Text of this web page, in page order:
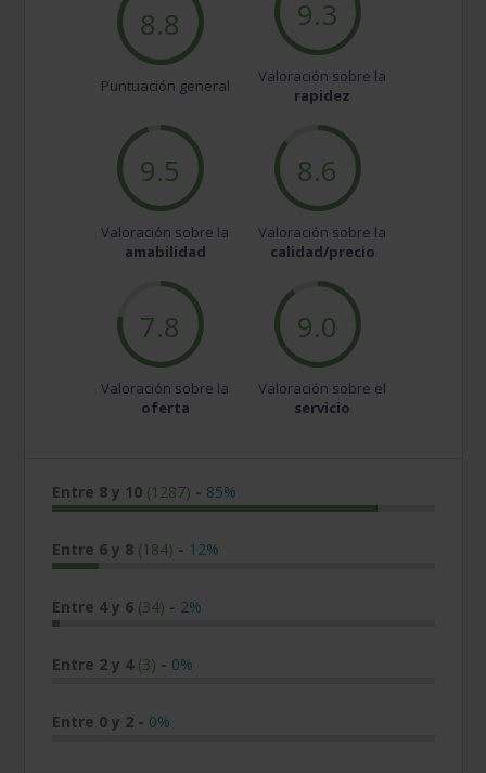
8.8
Puntuación general
9.3
Valoración sobre la
rapidez
9.5
Valoración sobre la
amabilidad
8.6
Valoración sobre la
calidad/precio
7.8
Valoración sobre la
oferta
9.0
Valoración sobre el
servicio
Entre 8 y 10 (1287) - 85%
Entre 6 y 8 (184) - 12%
Entre 4 y 6 (34) - 2%
Entre 2 y 4 (3) - 0%
Entre 0 y 2 - 0%